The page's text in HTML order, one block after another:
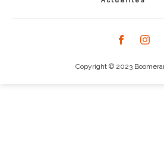
Copyright © 2023